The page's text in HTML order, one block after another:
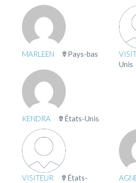
MARLEEN Pays-bas
Unis
KENDRA États-Unis
VISITEUR
États-